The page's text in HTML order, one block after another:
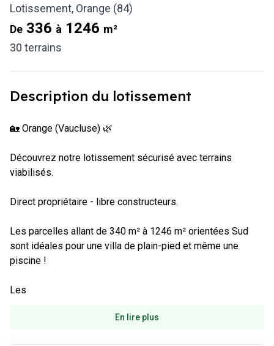
Lotissement, Orange (84)
De 336 à 1246 m²
30 terrains
Description du lotissement
🏡 Orange (Vaucluse) 🌿
Découvrez notre lotissement sécurisé avec terrains
viabilisés.
Direct propriétaire - libre constructeurs.
Les parcelles allant de 340 m² à 1246 m² orientées Sud
sont idéales pour une villa de plain-pied et même une
piscine !
Les
En lire plus